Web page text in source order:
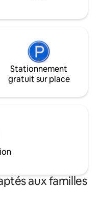
Stationnement
gratuit sur place
aux familles